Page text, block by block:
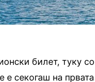
билет, туку со
секогаш на првата